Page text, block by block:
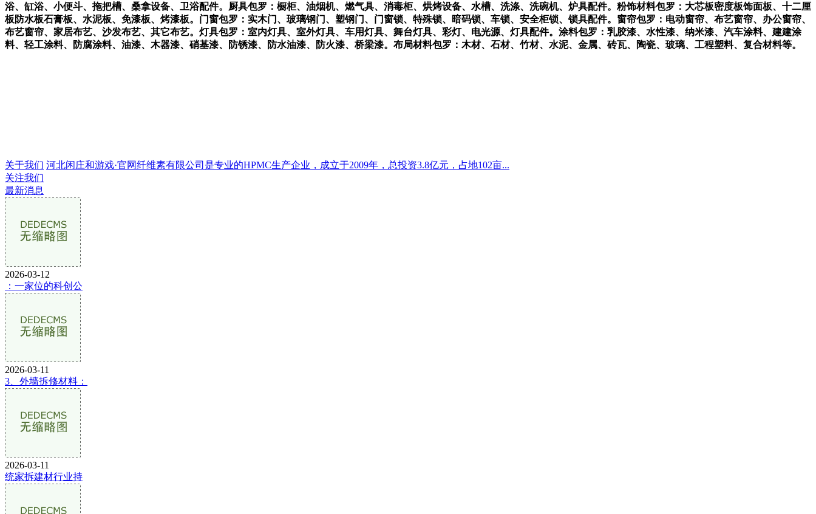
浴、缸浴、小便斗、拖把槽、桑拿设备、卫浴配件。厨具包罗：橱柜、油烟机、燃气具、消毒柜、烘烤设备、水槽、洗涤、洗碗机、炉具配件。粉饰材料包罗：大芯板密度板饰面板、十二厘
板防水板石膏板、水泥板、免漆板、烤漆板。门窗包罗：实木门、玻璃钢门、塑钢门、门窗锁、特殊锁、暗码锁、车锁、安全柜锁、锁具配件。窗帘包罗：电动窗帘、布艺窗帘、办公窗帘、
布艺窗帘、家居布艺、沙发布艺、其它布艺。灯具包罗：室内灯具、室外灯具、车用灯具、舞台灯具、彩灯、电光源、灯具配件。涂料包罗：乳胶漆、水性漆、纳米漆、汽车涂料、建建涂
料、轻工涂料、防腐涂料、油漆、木器漆、硝基漆、防锈漆、防水油漆、防火漆、桥梁漆。布局材料包罗：木材、石材、竹材、水泥、金属、砖瓦、陶瓷、玻璃、工程塑料、复合材料等。
关于我们 河北闲庄和游戏·官网纤维素有限公司是专业的HPMC生产企业，成立于2009年，总投资3.8亿元，占地102亩...
关注我们
最新消息
2026-03-12
：一家位的科创公
2026-03-11
3、外墙拆修材料：
2026-03-11
统家拆建材行业持